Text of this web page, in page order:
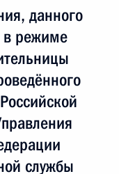
данного
в режиме
службы